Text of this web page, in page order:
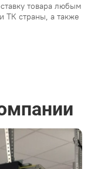
товара любым
ТК страны, а также